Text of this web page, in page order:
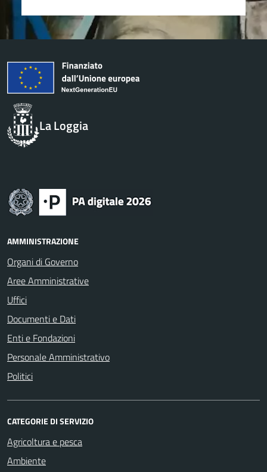
La Loggia
AMMINISTRAZIONE
Organi di Governo
Aree Amministrative
Uffici
Documenti e Dati
Enti e Fondazioni
Personale Amministrativo
Politici
CATEGORIE DI SERVIZIO
Agricoltura e pesca
Ambiente